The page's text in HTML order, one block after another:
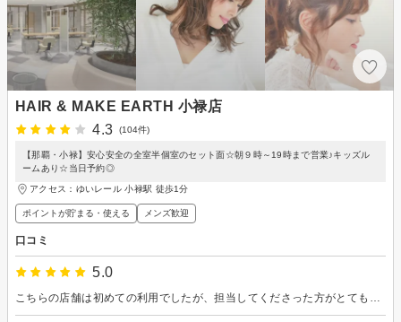
HAIR & MAKE EARTH 小禄店
4.3
(104件)
【那覇・小禄】安心安全の全室半個室のセット面☆朝９時～19時まで営業♪キッズル
ームあり☆当日予約◎
アクセス：ゆいレール 小禄駅 徒歩1分
ポイントが貯まる・使える メンズ歓迎
口コミ
5.0